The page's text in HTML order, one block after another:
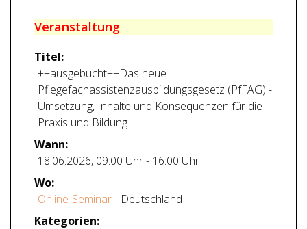
Veranstaltung
Titel:
++ausgebucht++Das neue
Pflegefachassistenzausbildungsgesetz (PfFAG) -
Umsetzung, Inhalte und Konsequenzen für die
Praxis und Bildung
Wann:
18.06.2026, 09:00 Uhr- 16:00 Uhr
Wo:
Online-Seminar- Deutschland
Kategorien: